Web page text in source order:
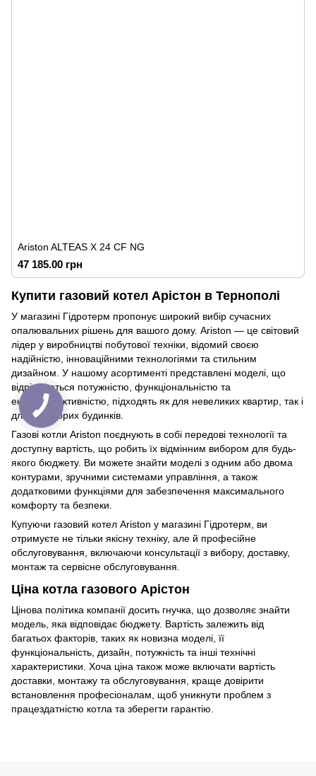
Ariston ALTEAS X 24 CF NG
47 185.00 грн
Купити газовий котел Арістон в Тернополі
У магазині Гідротерм пропонує широкий вибір сучасних
опалювальних рішень для вашого дому. Ariston — це світовий
лідер у виробництві побутової техніки, відомий своєю
надійністю, інноваційними технологіями та стильним
дизайном. У нашому асортименті представлені моделі, що
відрізняються потужністю, функціональністю та
енергоефективністю, підходять як для невеликих квартир, так і
для просторих будинків.
Газові котли Ariston поєднують в собі передові технології та
доступну вартість, що робить їх відмінним вибором для будь-
якого бюджету. Ви можете знайти моделі з одним або двома
контурами, зручними системами управління, а також
додатковими функціями для забезпечення максимального
комфорту та безпеки.
Купуючи газовий котел Ariston у магазині Гідротерм, ви
отримуєте не тільки якісну техніку, але й професійне
обслуговування, включаючи консультації з вибору, доставку,
монтаж та сервісне обслуговування.
Ціна котла газового Арістон
Цінова політика компанії досить гнучка, що дозволяє знайти
модель, яка відповідає бюджету. Вартість залежить від
багатьох факторів, таких як новизна моделі, її
функціональність, дизайн, потужність та інші технічні
характеристики. Хоча ціна також може включати вартість
доставки, монтажу та обслуговування, краще довірити
встановлення професіоналам, щоб уникнути проблем з
працездатністю котла та зберегти гарантію.